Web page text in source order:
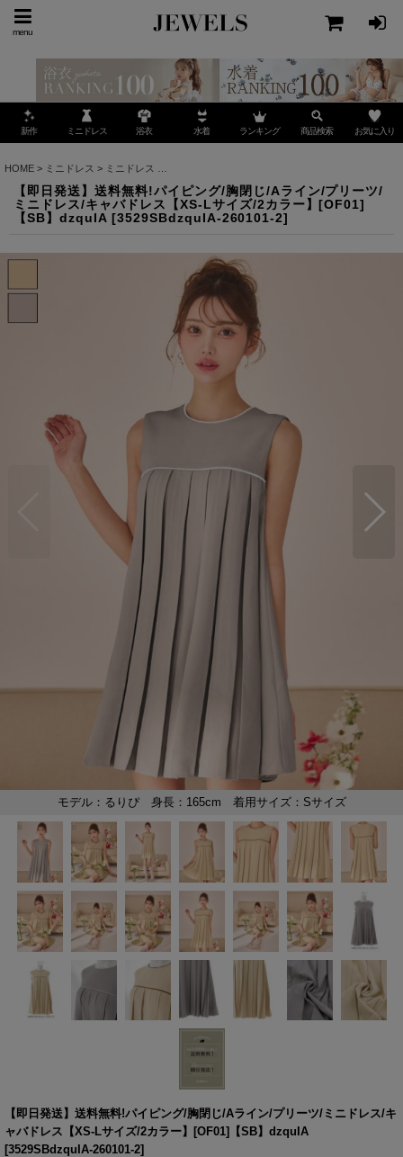
menu
新作 ミニドレス 浴衣 水着 ランキング 商品検索 お気に入り
HOME > ミニドレス > ミニドレス
【即日発送】送料無料!パイピング/胸閉じ/Aライン/プリーツ/
ミニドレス/キャバドレス【XS-Lサイズ/2カラー】[OF01]
【SB】dzquIA [3529SBdzquIA-260101-2]
【即日発送】送料無料!パイピング/胸閉じ/Aライン/プリーツ/ミニドレス/キ
ャバドレス【XS-Lサイズ/2カラー】[OF01]【SB】dzquIA
[3529SBdzquIA-260101-2]